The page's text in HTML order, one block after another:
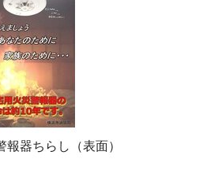
報器ちらし（表面）